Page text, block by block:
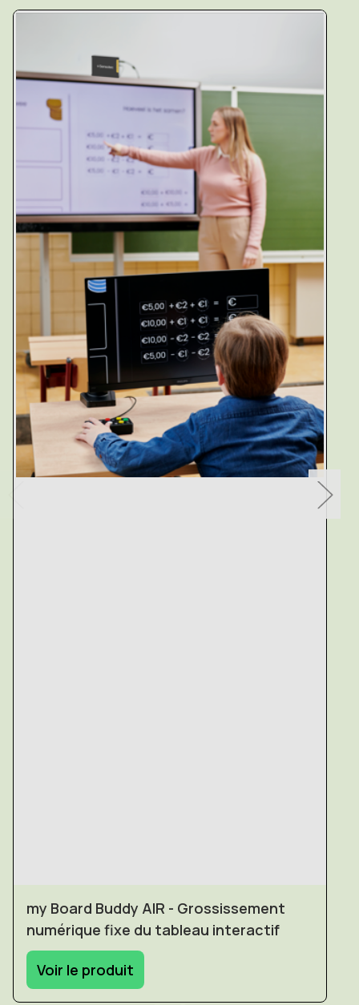
my Board Buddy AIR - Grossissement
numérique fixe du tableau interactif
Voir le produit